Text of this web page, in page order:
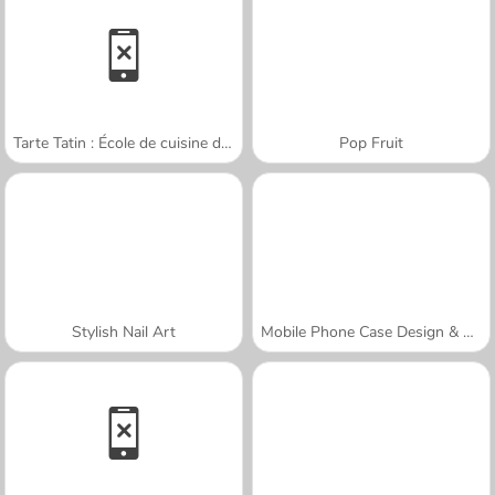
Tarte Tatin : École de cuisine de Sara Pop Fruit
Stylish Nail Art Mobile Phone Case Design & DIY